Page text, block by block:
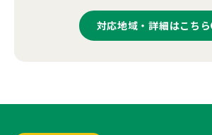
対応地域・詳細はこちら